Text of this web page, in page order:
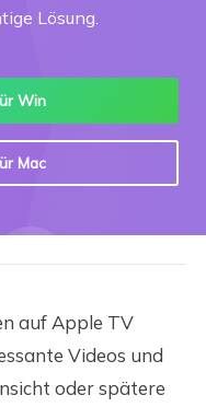
Lösung.
Win
Mac
auf Apple TV
Videos und
oder spätere